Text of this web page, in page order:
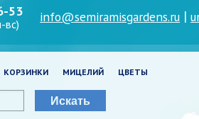
53
вс) info@semiramisgardens.ru |
КОРЗИНКИ МИЦЕЛИЙ ЦВЕТЫ
Искать